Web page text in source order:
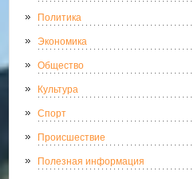
Политика
Экономика
Общество
Культура
Спорт
Происшествие
Полезная информация